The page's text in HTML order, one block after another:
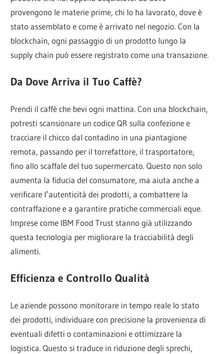
provengono le materie prime, chi lo ha lavorato, dove è
stato assemblato e come è arrivato nel negozio. Con la
blockchain, ogni passaggio di un prodotto lungo la
supply chain può essere registrato come una transazione.
Da Dove Arriva il Tuo Caffè?
Prendi il caffè che bevi ogni mattina. Con una blockchain,
potresti scansionare un codice QR sulla confezione e
tracciare il chicco dal contadino in una piantagione
remota, passando per il torrefattore, il trasportatore,
fino allo scaffale del tuo supermercato. Questo non solo
aumenta la fiducia del consumatore, ma aiuta anche a
verificare l’autenticità dei prodotti, a combattere la
contraffazione e a garantire pratiche commerciali eque.
Imprese come IBM Food Trust stanno già utilizzando
questa tecnologia per migliorare la tracciabilità degli
alimenti.
Efficienza e Controllo Qualità
Le aziende possono monitorare in tempo reale lo stato
dei prodotti, individuare con precisione la provenienza di
eventuali difetti o contaminazioni e ottimizzare la
logistica. Questo si traduce in riduzione degli sprechi,